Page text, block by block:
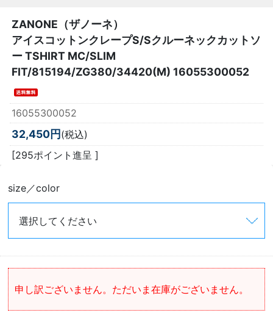
ZANONE（ザノーネ）
アイスコットンクレープS/Sクルーネックカットソ
ー TSHIRT MC/SLIM
FIT/815194/ZG380/34420(M) 16055300052
16055300052
32,450円(税込)
[295ポイント進呈 ]
size／color
申し訳ございません。ただいま在庫がございません。